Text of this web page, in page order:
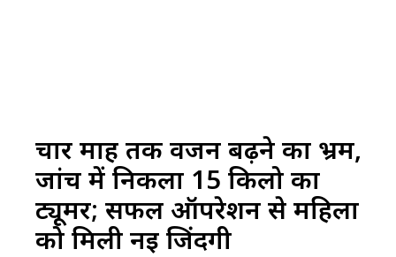
चार माह तक वजन बढ़ने का भ्रम,
जांच में निकला 15 किलो का
ट्यूमर; सफल ऑपरेशन से महिला
को मिली नई जिंदगी